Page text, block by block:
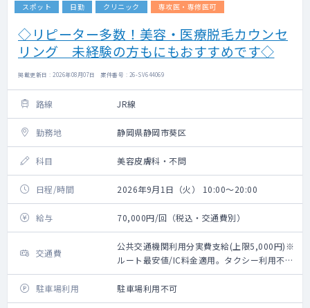
スポット 日勤 クリニック 専攻医・専修医可
◇リピーター多数！美容・医療脱毛カウンセ
リング 未経験の方もにもおすすめです◇
掲載更新日 : 2026年08月07日 案件番号 : 26-SV644069
路線 JR線
勤務地 静岡県静岡市葵区
科目 美容皮膚科・不問
日程/時間 2026年9月1日（火） 10:00～20:00
給与 70,000円/回（税込・交通費別）
交通費
公共交通機関利用分実費支給(上限5,000円)※
ルート最安値/IC料金適用。タクシー利用不
可。
駐車場利用
駐車場利用不可